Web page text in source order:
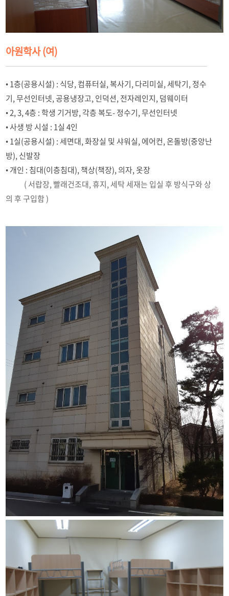
아원학사 (여)
• 1층(공용시설) : 식당, 컴퓨터실, 복사기, 다리미실, 세탁기, 정수
기, 무선인터넷, 공용냉장고, 인덕션, 전자레인지, 덤웨이터
• 2, 3, 4층 : 학생 기거방, 각층 복도- 정수기, 무선인터넷
• 사생 방 시설 : 1실 4인
• 1실(공용시설) : 세면대, 화장실 및 샤워실, 에어컨, 온돌방(중앙난
방), 신발장
• 개인 : 침대(이층침대), 책상(책장), 의자, 옷장
( 서랍장, 빨래건조대, 휴지, 세탁 세재는 입실 후 방식구와 상
의 후 구입함 )